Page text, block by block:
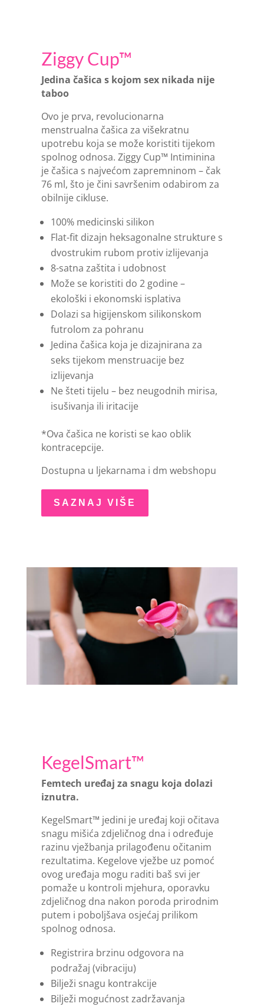
Ziggy Cup™
Jedina čašica s kojom sex nikada nije
taboo
Ovo je prva, revolucionarna
menstrualna čašica za višekratnu
upotrebu koja se može koristiti tijekom
spolnog odnosa. Ziggy Cup™ Intiminina
je čašica s najvećom zapremninom – čak
76 ml, što je čini savršenim odabirom za
obilnije cikluse.
100% medicinski silikon
Flat-fit dizajn heksagonalne strukture s
dvostrukim rubom protiv izlijevanja
8-satna zaštita i udobnost
Može se koristiti do 2 godine –
ekološki i ekonomski isplativa
Dolazi sa higijenskom silikonskom
futrolom za pohranu
Jedina čašica koja je dizajnirana za
seks tijekom menstruacije bez
izlijevanja
Ne šteti tijelu – bez neugodnih mirisa,
isušivanja ili iritacije
*Ova čašica ne koristi se kao oblik
kontracepcije.
Dostupna u ljekarnama i dm webshopu
SAZNAJ VIŠE
KegelSmart™
Femtech uređaj za snagu koja dolazi
iznutra.
KegelSmart™ jedini je uređaj koji očitava
snagu mišića zdjeličnog dna i određuje
razinu vježbanja prilagođenu očitanim
rezultatima. Kegelove vježbe uz pomoć
ovog uređaja mogu raditi baš svi jer
pomaže u kontroli mjehura, oporavku
zdjeličnog dna nakon poroda prirodnim
putem i poboljšava osjećaj prilikom
spolnog odnosa.
Registrira brzinu odgovora na
podražaj (vibraciju)
Bilježi snagu kontrakcije
Bilježi mogućnost zadržavanja